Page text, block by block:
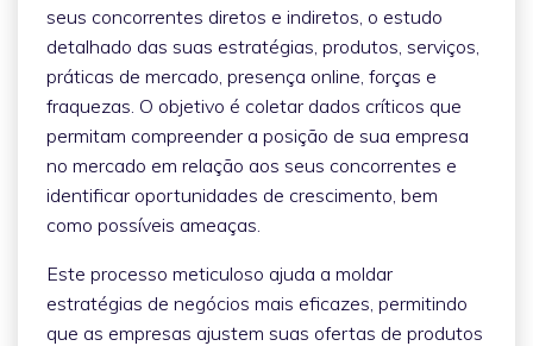
seus concorrentes diretos e indiretos, o estudo
detalhado das suas estratégias, produtos, serviços,
práticas de mercado, presença online, forças e
fraquezas. O objetivo é coletar dados críticos que
permitam compreender a posição de sua empresa
no mercado em relação aos seus concorrentes e
identificar oportunidades de crescimento, bem
como possíveis ameaças.
Este processo meticuloso ajuda a moldar
estratégias de negócios mais eficazes, permitindo
que as empresas ajustem suas ofertas de produtos